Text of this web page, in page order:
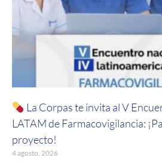
La Corpas te invita al V
LATAM de Farmacovigilancia:
proyecto!
4 agosto, 2026